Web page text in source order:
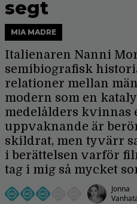
segt
MIA MADRE
Italienaren Nanni
semibiografisk
relationer mellan
modern som en
medelålders kvinnas
uppvaknande är
skildrat, men tyvärr
i berättelsen varför
tag i mig så mycket
Jonna